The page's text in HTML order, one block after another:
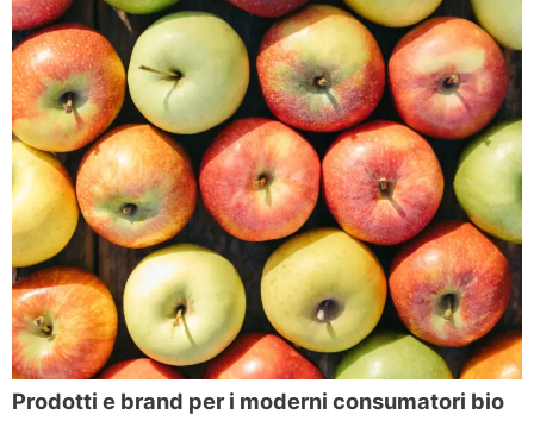
Prodotti e brand per i moderni consumatori bio